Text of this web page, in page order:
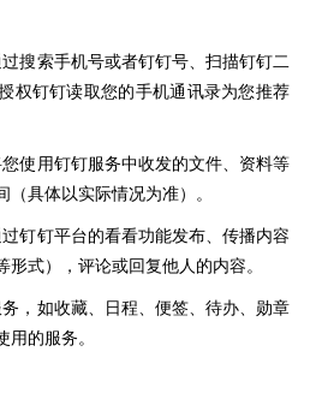
过搜索手机号或者钉钉号、扫描钉钉二
权钉钉读取您的手机通讯录为您推荐
您使用钉钉服务中收发的文件、资料等
具体以实际情况为准）。
过钉钉平台的看看功能发布、传播内容
形式），评论或回复他人的内容。
务，如收藏、日程、便签、待办、勋章
用的服务。